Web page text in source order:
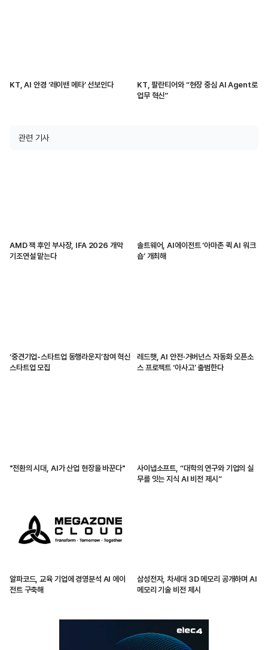
KT, AI 안경 ‘레이밴 메타’ 선보인다
KT, 팔란티어와 “현장 중심 AI Agent로
업무 혁신”
관련 기사
AMD 잭 후인 부사장, IFA 2026 개막
기조연설 맡는다
솔트웨어, AI에이전트 ‘아마존 퀵 AI 워크
숍’ 개최해
‘중견기업-스타트업 동행라운지’참여 혁신
스타트업 모집
레드햇, AI 안전·거버넌스 자동화 오픈소
스 프로젝트 ‘아사고’ 출범한다
"전환의 시대, AI가 산업 현장을 바꾼다"
사이냅소프트, “대학의 연구와 기업의 실
무를 잇는 지식 AI 비전 제시”
알파코드, 교육 기업에 경영분석 AI 에이
전트 구축해
삼성전자, 차세대 3D 메모리 공개하며 AI
메모리 기술 비전 제시